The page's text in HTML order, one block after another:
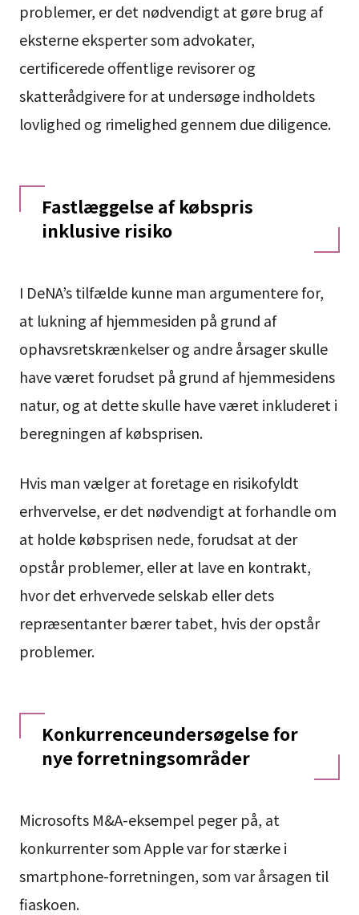
problemer, er det nødvendigt at gøre brug af
eksterne eksperter som advokater,
certificerede offentlige revisorer og
skatterådgivere for at undersøge indholdets
lovlighed og rimelighed gennem due diligence.
Fastlæggelse af købspris
inklusive risiko
I DeNA’s tilfælde kunne man argumentere for,
at lukning af hjemmesiden på grund af
ophavsretskrænkelser og andre årsager skulle
have været forudset på grund af hjemmesidens
natur, og at dette skulle have været inkluderet i
beregningen af købsprisen.
Hvis man vælger at foretage en risikofyldt
erhvervelse, er det nødvendigt at forhandle om
at holde købsprisen nede, forudsat at der
opstår problemer, eller at lave en kontrakt,
hvor det erhvervede selskab eller dets
repræsentanter bærer tabet, hvis der opstår
problemer.
Konkurrenceundersøgelse for
nye forretningsområder
Microsofts M&A-eksempel peger på, at
konkurrenter som Apple var for stærke i
smartphone-forretningen, som var årsagen til
fiaskoen.